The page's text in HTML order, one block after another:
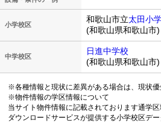
小学校区
和歌山市立太田小
(和歌山県和歌山市)
中学校区
日進中学校
(和歌山県和歌山市)
※各種情報と現状に差異がある場合は、現状優
※物件情報の学区情報について
当サイト物件情報に記載されております通学
ダウンロードサービスが提供する小学校区デ